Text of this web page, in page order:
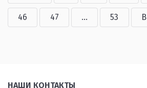
46 47 ... 53
НАШИ КОНТАКТЫ